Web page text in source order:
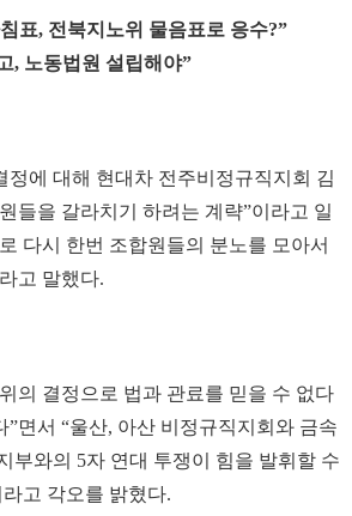
표, 전북지노위 물음표로 응수?”
, 노동법원 설립해야”
정에 대해 현대차 전주비정규직지회 김
들을 갈라치기 하려는 계략”이라고 일
다시 한번 조합원들의 분노를 모아서
고 말했다.
의 결정으로 법과 관료를 믿을 수 없다
”면서 “울산, 아산 비정규직지회와 금속
부와의 5자 연대 투쟁이 힘을 발휘할 수
고 각오를 밝혔다.